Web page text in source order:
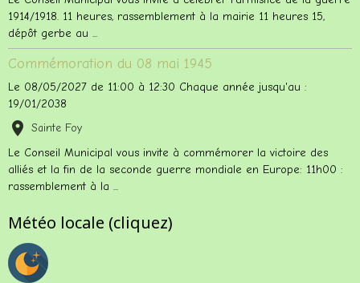
1914/1918. 11 heures, rassemblement à la mairie 11 heures 15,
dépôt gerbe au ...
Commémoration du 08 mai 1945
Le 08/05/2027 de 11:00 à 12:30 Chaque année jusqu'au :
19/01/2038
Sainte Foy
Le Conseil Municipal vous invite à commémorer la victoire des
alliés et la fin de la seconde guerre mondiale en Europe: 11h00 :
rassemblement à la ...
Météo locale (cliquez)